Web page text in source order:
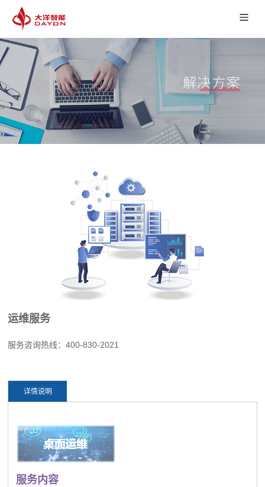
运维服务
服务咨询热线：400-830-2021
详情说明
服务内容